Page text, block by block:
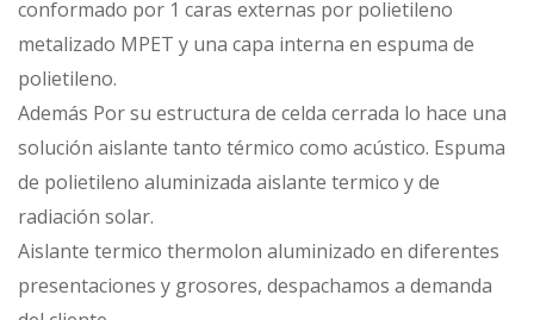
conformado por 1 caras externas por polietileno
metalizado MPET y una capa interna en espuma de
polietileno.
Además Por su estructura de celda cerrada lo hace una
solución aislante tanto térmico como acústico. Espuma
de polietileno aluminizada aislante termico y de
radiación solar.
Aislante termico thermolon aluminizado en diferentes
presentaciones y grosores, despachamos a demanda